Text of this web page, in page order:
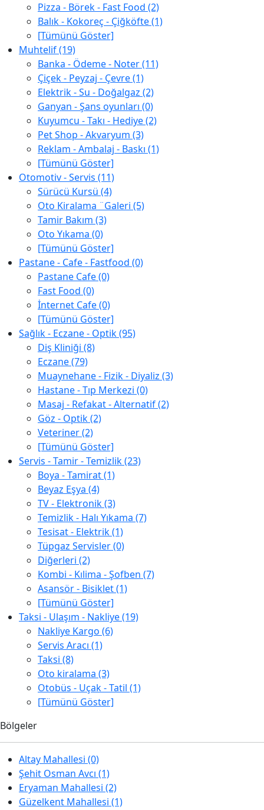
Pizza - Börek - Fast Food (2)
Balık - Kokoreç - Çiğköfte (1)
[Tümünü Göster]
Muhtelif (19)
Banka - Ödeme - Noter (11)
Çiçek - Peyzaj - Çevre (1)
Elektrik - Su - Doğalgaz (2)
Ganyan - Şans oyunları (0)
Kuyumcu - Takı - Hediye (2)
Pet Shop - Akvaryum (3)
Reklam - Ambalaj - Baskı (1)
[Tümünü Göster]
Otomotiv - Servis (11)
Sürücü Kursü (4)
Oto Kiralama ¨Galeri (5)
Tamir Bakım (3)
Oto Yıkama (0)
[Tümünü Göster]
Pastane - Cafe - Fastfood (0)
Pastane Cafe (0)
Fast Food (0)
İnternet Cafe (0)
[Tümünü Göster]
Sağlık - Eczane - Optik (95)
Diş Kliniği (8)
Eczane (79)
Muaynehane - Fizik - Diyaliz (3)
Hastane - Tıp Merkezi (0)
Masaj - Refakat - Alternatif (2)
Göz - Optik (2)
Veteriner (2)
[Tümünü Göster]
Servis - Tamir - Temizlik (23)
Boya - Tamirat (1)
Beyaz Eşya (4)
TV - Elektronik (3)
Temizlik - Halı Yıkama (7)
Tesisat - Elektrik (1)
Tüpgaz Servisler (0)
Diğerleri (2)
Kombi - Kılima - Şofben (7)
Asansör - Bisiklet (1)
[Tümünü Göster]
Taksi - Ulaşım - Nakliye (19)
Nakliye Kargo (6)
Servis Aracı (1)
Taksi (8)
Oto kiralama (3)
Otobüs - Uçak - Tatil (1)
[Tümünü Göster]
Bölgeler
Altay Mahallesi (0)
Şehit Osman Avcı (1)
Eryaman Mahallesi (2)
Güzelkent Mahallesi (1)